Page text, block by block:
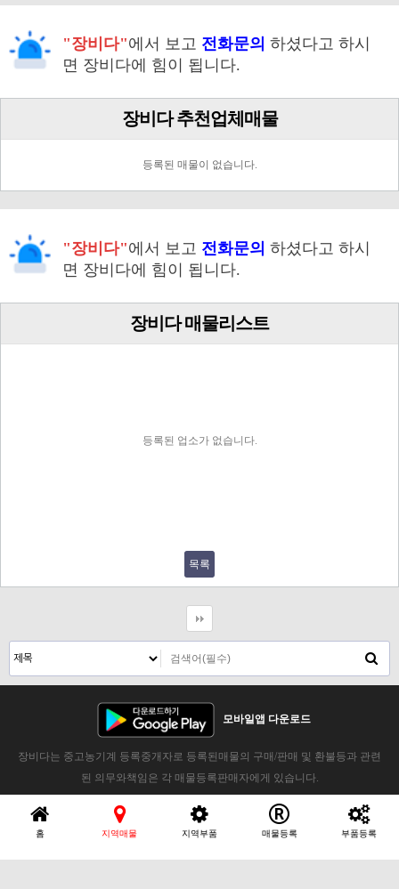
"장비다"에서 보고 전화문의 하셨다고 하시
면 장비다에 힘이 됩니다.
장비다 추천업체매물
등록된 매물이 없습니다.
"장비다"에서 보고 전화문의 하셨다고 하시
면 장비다에 힘이 됩니다.
장비다 매물리스트
등록된 업소가 없습니다.
목록
모바일앱 다운로드
장비다는 중고농기계 등록중개자로 등록된매물의 구매/판매 및 환불등과 관련
된 의무와책임은 각 매물등록판매자에게 있습니다.
홈 지역매물 지역부품 매물등록 부품등록